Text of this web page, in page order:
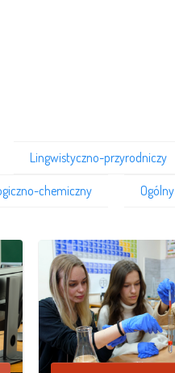
Lingwistyczno-przyrodniczy
chemiczny Ogólny